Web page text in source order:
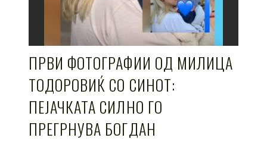
ПРВИ ФОТОГРАФИИ ОД МИЛИЦА
ТОДОРОВИЌ СО СИНОТ:
ПЕЈАЧКАТА СИЛНО ГО
ПРЕГРНУВА БОГДАН